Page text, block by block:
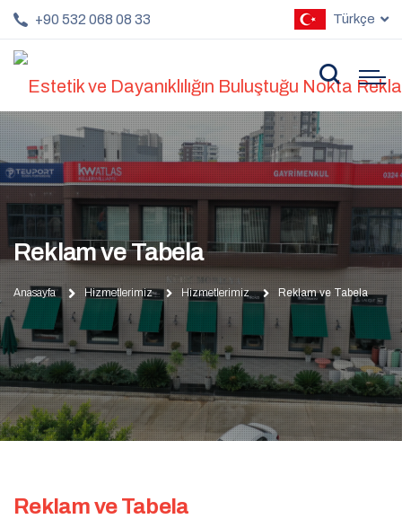
+90 532 068 08 33 Türkçe
Reklam ve Tabela
Anasayfa Hizmetlerimiz Hizmetlerimiz Reklam ve Tabela
Reklam ve Tabela